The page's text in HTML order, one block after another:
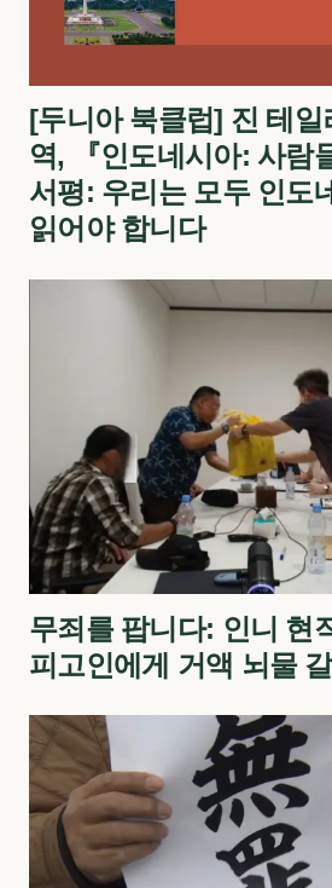
[두니아 북클럽] 진 테일
역, 『인도네시아: 사람
서평: 우리는 모두 인도
읽어야 합니다
무죄를 팝니다: 인니 현
피고인에게 거액 뇌물